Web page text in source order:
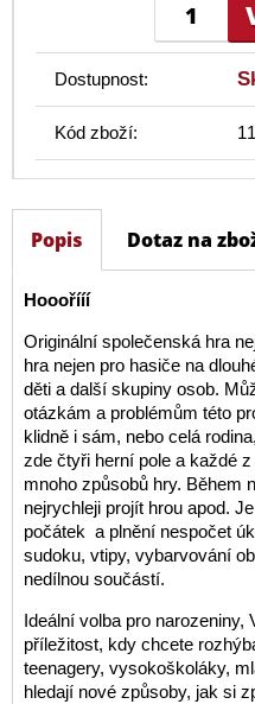
Dostupnost:
Kód zboží:
Popis Dotaz na
Hooořííí
Originální společenská hra
hra nejen pro hasiče na
děti a další skupiny osob.
otázkám a problémům této
klidně i sám, nebo celá
zde čtyři herní pole a každé
mnoho způsobů hry. Během
nejrychleji projít hrou apod.
počátek a plnění nespočet
sudoku, vtipy, vybarvování
nedílnou součástí.
Ideální volba pro
příležitost, kdy chcete
teenagery, vysokoškoláky,
hledají nové způsoby, jak si